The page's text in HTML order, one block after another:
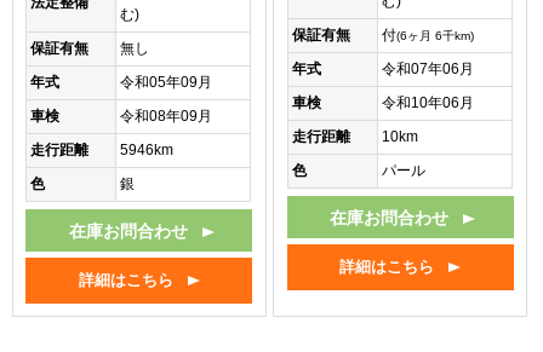
む)
保証有無
無し
年式
令和05年09月
車検
令和08年09月
走行距離
5946km
色
銀
在庫お問合わせ
詳細はこちら
保証有無
付(6ヶ月 6千km)
年式
令和07年06月
車検
令和10年06月
走行距離
10km
色
パール
在庫お問合わせ
詳細はこちら